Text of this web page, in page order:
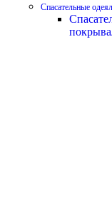
Спасательные